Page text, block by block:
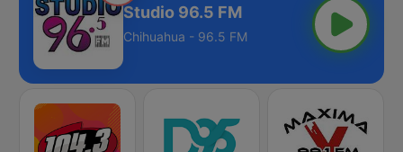
Studio 96.5 FM
Chihuahua - 96.5 FM